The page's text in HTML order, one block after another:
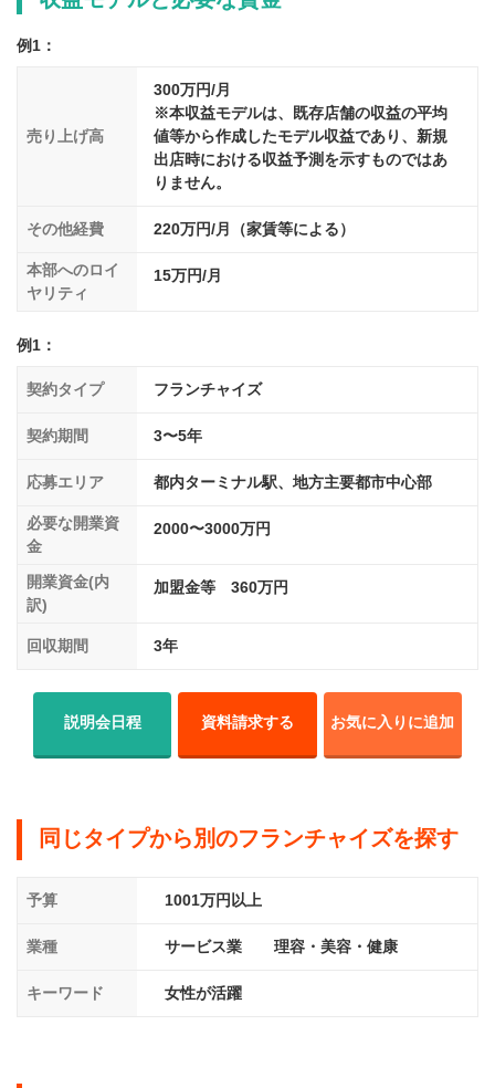
例1：
売り上げ高
300万円/月
※本収益モデルは、既存店舗の収益の平均
値等から作成したモデル収益であり、新規
出店時における収益予測を示すものではあ
りません。
その他経費 220万円/月（家賃等による）
本部へのロイ
ヤリティ
15万円/月
例1：
契約タイプ フランチャイズ
契約期間 3〜5年
応募エリア 都内ターミナル駅、地方主要都市中心部
必要な開業資
金
2000〜3000万円
開業資金(内
訳)
加盟金等 360万円
回収期間 3年
説明会日程 資料請求する お気に入りに追加
同じタイプから別のフランチャイズを探す
予算 1001万円以上
業種 サービス業 理容・美容・健康
キーワード 女性が活躍